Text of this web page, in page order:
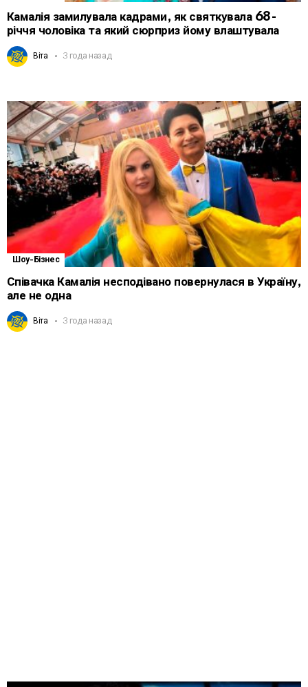
Камалія замилувала кадрами, як святкувала 68-
річчя чоловіка та який сюрприз йому влаштувала
Віта 3 года назад
Шоу-Бізнес
Співачка Камалія несподівано повернулася в Україну,
але не одна
Віта 3 года назад